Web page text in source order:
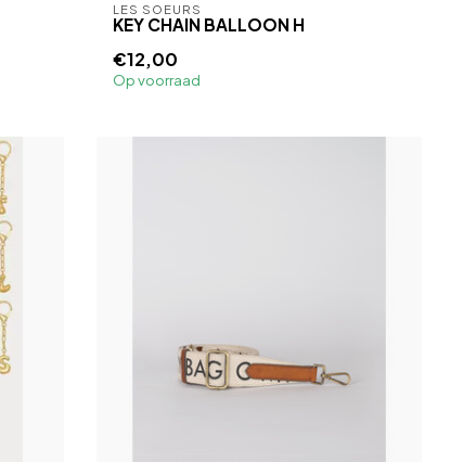
LES SOEURS
KEY CHAIN BALLOON H
€12,00
Op voorraad